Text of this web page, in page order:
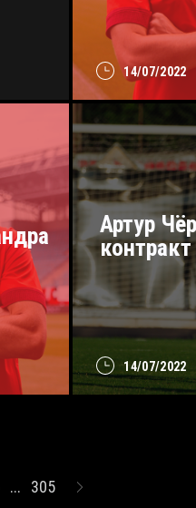
14/07/2022
14/07/2022
Артур
... 305